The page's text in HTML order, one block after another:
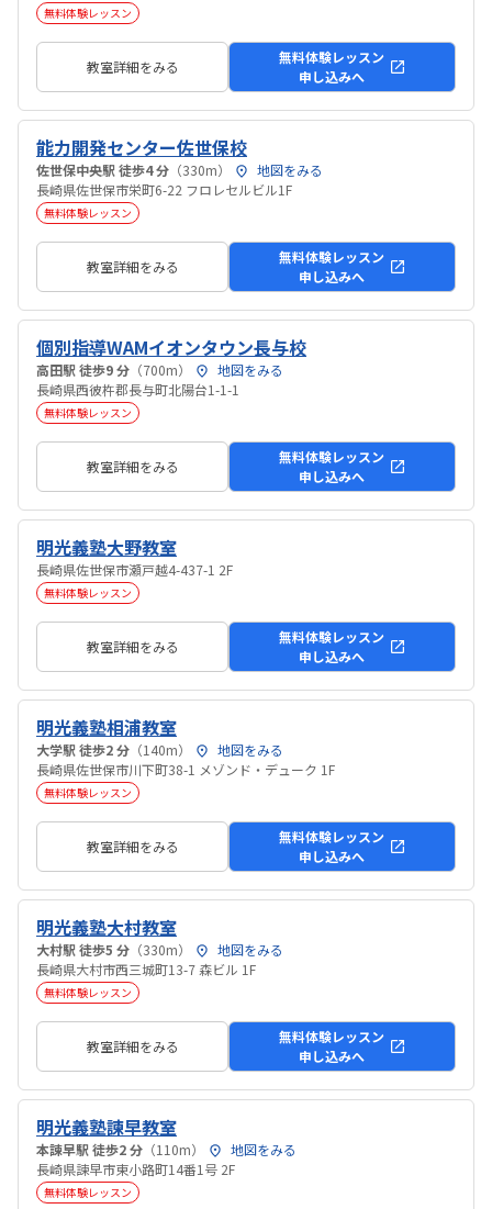
無料体験レッスン
教室詳細をみる
無料体験レッスン
申し込みへ
能力開発センター佐世保校
佐世保中央駅 徒歩4 分 （330m）
地図をみる
長崎県佐世保市栄町6-22 フロレセルビル1F
無料体験レッスン
教室詳細をみる
無料体験レッスン
申し込みへ
個別指導WAMイオンタウン長与校
高田駅 徒歩9 分 （700m）
地図をみる
長崎県西彼杵郡長与町北陽台1-1-1
無料体験レッスン
教室詳細をみる
無料体験レッスン
申し込みへ
明光義塾大野教室
長崎県佐世保市瀬戸越4-437-1 2F
無料体験レッスン
教室詳細をみる
無料体験レッスン
申し込みへ
明光義塾相浦教室
大学駅 徒歩2 分 （140m）
地図をみる
長崎県佐世保市川下町38-1 メゾンド・デューク 1F
無料体験レッスン
教室詳細をみる
無料体験レッスン
申し込みへ
明光義塾大村教室
大村駅 徒歩5 分 （330m）
地図をみる
長崎県大村市西三城町13-7 森ビル 1F
無料体験レッスン
教室詳細をみる
無料体験レッスン
申し込みへ
明光義塾諫早教室
本諫早駅 徒歩2 分 （110m）
地図をみる
長崎県諫早市東小路町14番1号 2F
無料体験レッスン